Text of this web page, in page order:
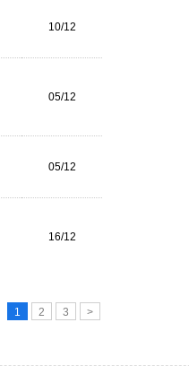
10/12
05/12
05/12
16/12
1 2 3 >